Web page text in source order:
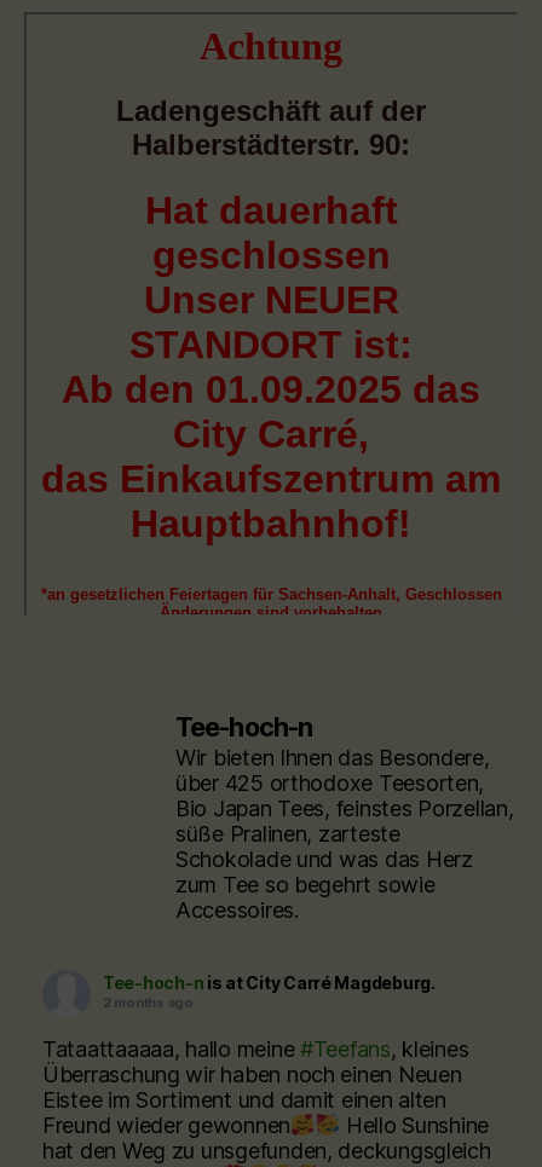
Tee-hoch-n
Wir bieten Ihnen das Besondere,
über 425 orthodoxe Teesorten,
Bio Japan Tees, feinstes Porzellan,
süße Pralinen, zarteste
Schokolade und was das Herz
zum Tee so begehrt sowie
Accessoires.
Tee-hoch-n is at City Carré Magdeburg.
2 months ago
Tataattaaaaa, hallo meine#Teefans, kleines
Überraschung wir haben noch einen Neuen
Eistee im Sortiment und damit einen alten
Freund wieder gewonnen
Hello Sunshine
hat den Weg zu unsgefunden, deckungsgleich